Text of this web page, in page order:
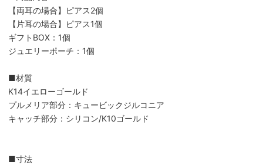
【両耳の場合】ピアス2個
【片耳の場合】ピアス1個
ギフトBOX：1個
ジュエリーポーチ：1個
■材質
K14イエローゴールド
プルメリア部分：キュービックジルコニア
キャッチ部分：シリコン/K10ゴールド
■寸法